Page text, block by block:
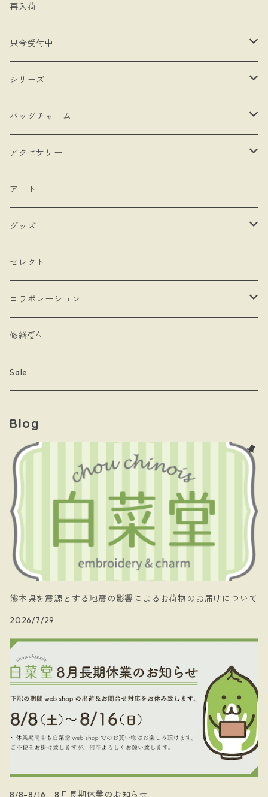
再入荷
只今受付中
・受注制作
・抽選販売
シリーズ
- 馬
・bracket No.
- リボン
- モロッカンチャーム
- hand
- Drop Rose
- 本型チャーム
- Lady & Royal
- 月星夜
- papillon
- 暗黒騎士団
- 白菜堂 charm chain
- 白菜堂キャラクターズ
バッグチャーム
- ロゼットタイプ
- ネックレスタイプ
- シングルタイプ
- チェーン・カラビナ
アクセサリー
- ブローチ
- 耳飾り
- ネックレス
アート
グッズ
- バッグ
- ステッカー
- クリーナークロス
- 文房具
- ケース
セレクト
コラボレーション
limboussole
こまっちゃん
修繕受付
Sale
Blog
熊本県を震源とする地震の影響によるお荷物のお届けについて
2026/7/29
8/8-8/16 8月長期休業のお知らせ